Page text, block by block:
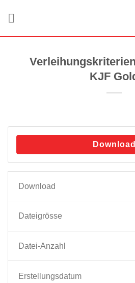
KJF
Download
Download
Dateigrösse
Datei-Anzahl
Erstellungsdatum